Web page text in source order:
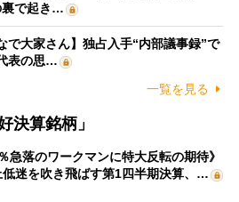
裏で起き…
で大家さん】独占入手“内部議事録”で
表の思…
一覧を見る
決算銘柄」
急落のワークマンに特大反転の期待》
低迷を吹き飛ばす第1四半期決算、…